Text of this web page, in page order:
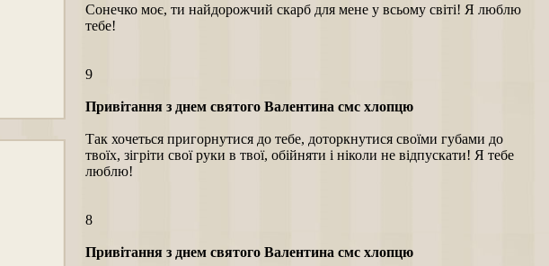
Сонечко моє, ти найдорожчий скарб для мене у всьому світі! Я люблю
тебе!
9
Привітання з днем святого Валентина смс хлопцю
Так хочеться пригорнутися до тебе, доторкнутися своїми губами до
твоїх, зігріти свої руки в твої, обійняти і ніколи не відпускати! Я тебе
люблю!
8
Привітання з днем святого Валентина смс хлопцю